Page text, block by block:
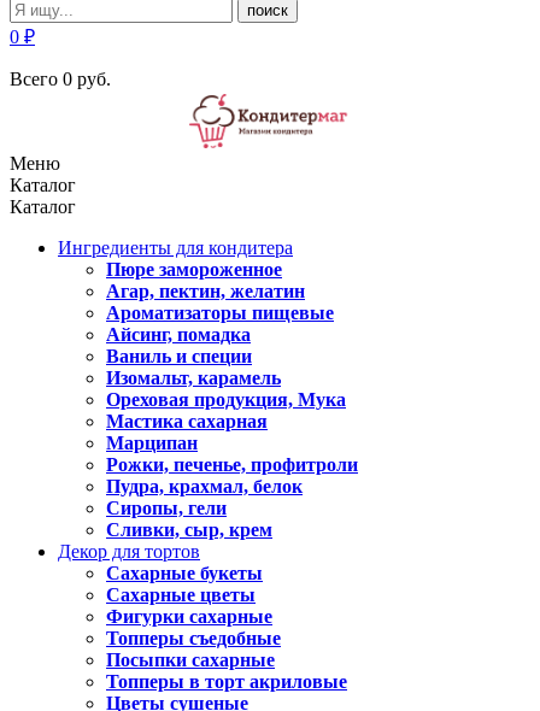
поиск
0 ₽
Всего 0 руб.
Меню
Каталог
Каталог
Ингредиенты для кондитера
Пюре замороженное
Агар, пектин, желатин
Ароматизаторы пищевые
Айсинг, помадка
Ваниль и специи
Изомальт, карамель
Ореховая продукция, Мука
Мастика сахарная
Марципан
Рожки, печенье, профитроли
Пудра, крахмал, белок
Сиропы, гели
Сливки, сыр, крем
Декор для тортов
Сахарные букеты
Сахарные цветы
Фигурки сахарные
Топперы съедобные
Посыпки сахарные
Топперы в торт акриловые
Цветы сушеные